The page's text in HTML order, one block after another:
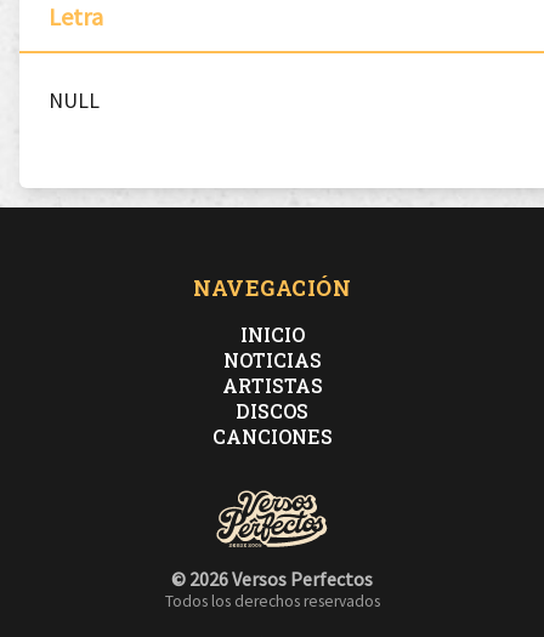
Letra
NULL
NAVEGACIÓN
INICIO
NOTICIAS
ARTISTAS
DISCOS
CANCIONES
© 2026 Versos Perfectos
Todos los derechos reservados